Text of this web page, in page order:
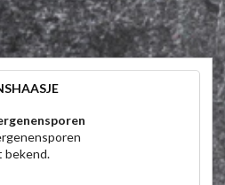
bekend.